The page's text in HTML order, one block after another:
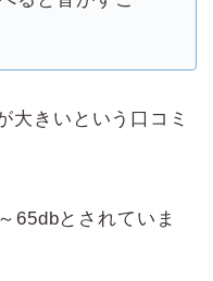
大きいという口コミ
65dbとされていま